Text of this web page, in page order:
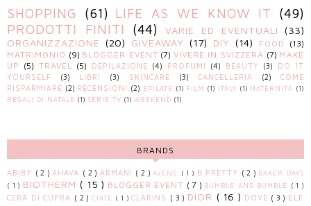
SHOPPING (61) LIFE AS WE KNOW IT
(49)
PRODOTTI FINITI
(44) VARIE ED EVENTUALI
(33)
ORGANIZZAZIONE
(20) GIVEAWAY (17) DIY (14) FOOD
(13)
MATRIMONIO (9) BLOGGER EVENT (7) VIVERE IN SVIZZERA (7) MAKE
UP (5) TRAVEL (5) DEPILAZIONE (4) PROFUMI (4) BEAUTY (3)
DO IT
YOURSELF
(3) LIBRI (3) SKINCARE (3) CANCELLERIA (2)
COME
RISPARMIARE (2) RECENSIONI (2) EPILATE (1) FILM (1) ITALY (1) MATERNITÀ (1)
REGALI DI NATALE (1) SERIE TV (1) WEEKEND (1)
BRANDS
ABIBY ( 2 ) AHAVA ( 2 ) ARMANI ( 2 ) AVÈNE ( 1 ) B PRETTY ( 2 ) BAKER DAYS
( 1 ) BIOTHERM ( 15 ) BLOGGER EVENT ( 7 ) BUMBLE AND BUMBLE ( 1 )
CERA DI CUPRA ( 2 ) CIATÈ ( 1 )CLARINS ( 3 ) DIOR ( 16 ) DOVE ( 3 ) ELF